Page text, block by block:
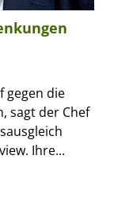
gegen die
sagt der Chef
Ihre...